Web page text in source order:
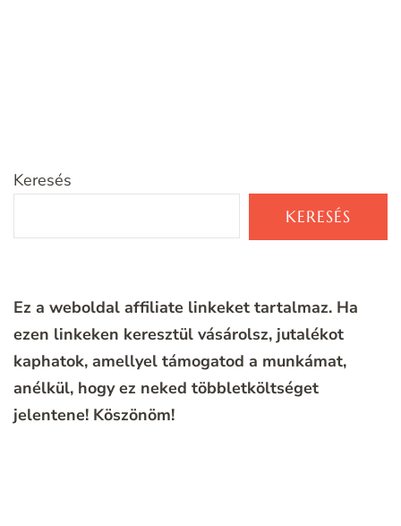
Keresés
KERESÉS
Ez a weboldal affiliate linkeket tartalmaz. Ha
ezen linkeken keresztül vásárolsz, jutalékot
kaphatok, amellyel támogatod a munkámat,
anélkül, hogy ez neked többletköltséget
jelentene! Köszönöm!